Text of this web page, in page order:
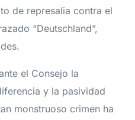
de represalia contra el
“Deutschland”,
el Consejo la
y la pasividad
monstruoso crimen ha